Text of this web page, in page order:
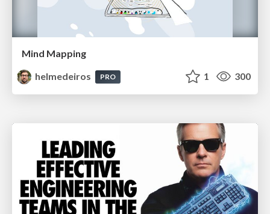
Mind Mapping
helmedeiros
PRO 1 300